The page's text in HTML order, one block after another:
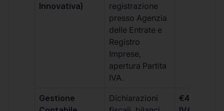
Innovativa)
registrazione
presso Agenzia
delle Entrate e
Registro
Imprese,
apertura Partita
IVA.
Gestione
Dichiarazioni
€499 +